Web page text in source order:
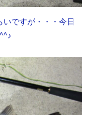
ですが・・・今日